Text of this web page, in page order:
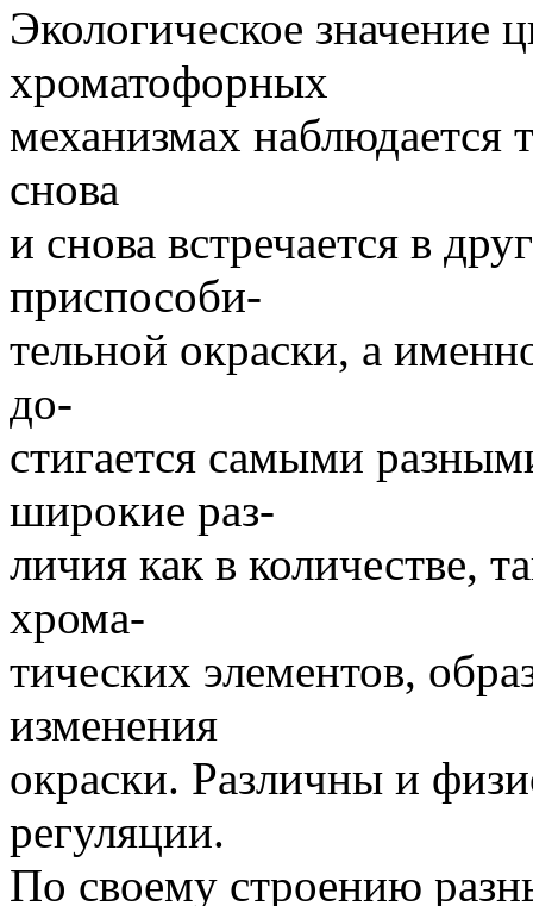
Экологическое значение
хроматофорных
механизмах наблюдается
снова
и снова встречается в
приспособи-
тельной окраски, а
до-
стигается самыми
широкие раз-
личия как в количестве,
хрома-
тических элементов,
изменения
окраски. Различны и
регуляции.
По своему строению